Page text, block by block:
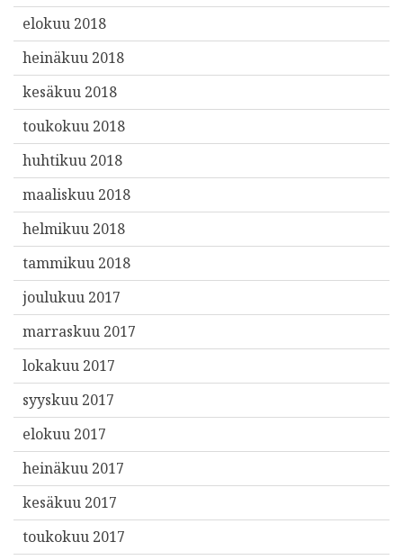
elokuu 2018
heinäkuu 2018
kesäkuu 2018
toukokuu 2018
huhtikuu 2018
maaliskuu 2018
helmikuu 2018
tammikuu 2018
joulukuu 2017
marraskuu 2017
lokakuu 2017
syyskuu 2017
elokuu 2017
heinäkuu 2017
kesäkuu 2017
toukokuu 2017